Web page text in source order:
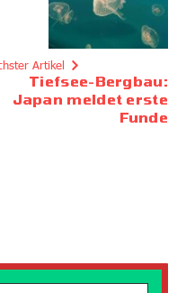
Artikel
Tiefsee-Bergbau:
Japan meldet erste
Funde